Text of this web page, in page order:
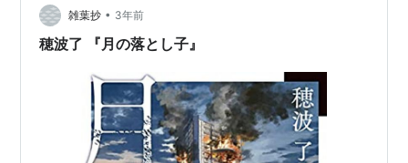
今回は、自然によって引き起こされる大災害に関する知
識と情報を得るとともに、立ち向かい方を知るため、…
雑葉抄 • 3年前
穂波了 『月の落とし子』